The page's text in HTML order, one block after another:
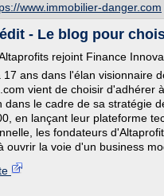
www.immobilier-danger.com
- Le blog pour
rejoint Finance
17 ans dans l'élan visionnaire
vient de choisir d'adhérer
dans le cadre de sa stratégie
en lançant leur plateforme
les fondateurs
ouvrir la voie d'un business